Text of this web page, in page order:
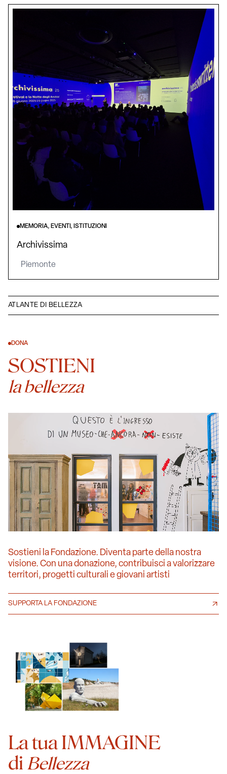
ATLANTE DI BELLEZZA
MEMORIA, EVENTI, ISTITUZIONI
Archivissima
Piemonte
DONA
SOSTIENI
la bellezza
Sostieni la Fondazione. Diventa parte della nostra
visione. Con una donazione, contribuisci a valorizzare
territori, progetti culturali e giovani artisti
SUPPORTA LA FONDAZIONE
La tua IMMAGINE
di Bellezza